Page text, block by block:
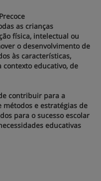
as crianças
física, intelectual ou
o desenvolvimento de
às características,
contexto educativo, de
contribuir para a
e estratégias de
para o sucesso escolar
educativas